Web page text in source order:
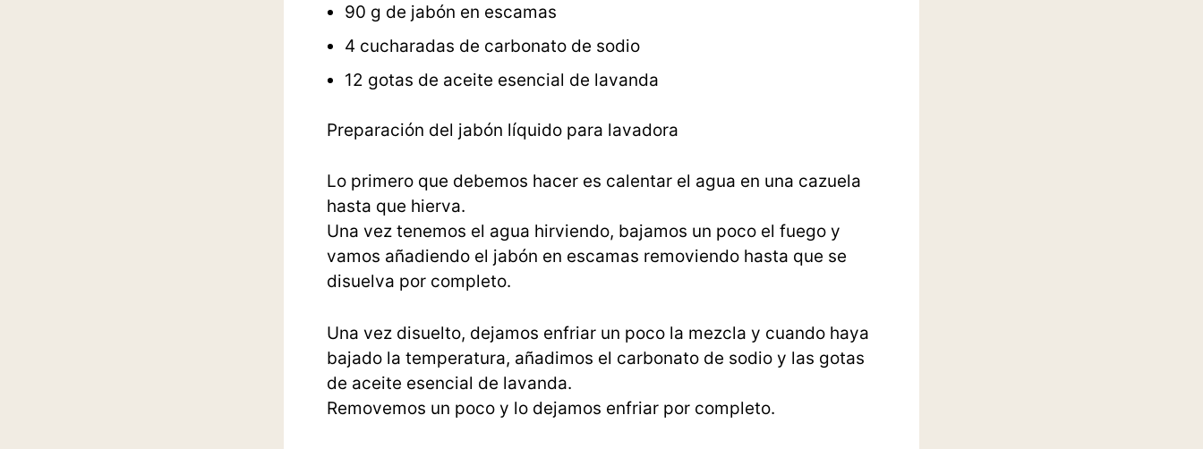
90 g de jabón en escamas
4 cucharadas de carbonato de sodio
12 gotas de aceite esencial de lavanda
Preparación del jabón líquido para lavadora
Lo primero que debemos hacer es calentar el agua en una cazuela
hasta que hierva.
Una vez tenemos el agua hirviendo, bajamos un poco el fuego y
vamos añadiendo el jabón en escamas removiendo hasta que se
disuelva por completo.
Una vez disuelto, dejamos enfriar un poco la mezcla y cuando haya
bajado la temperatura, añadimos el carbonato de sodio y las gotas
de aceite esencial de lavanda.
Removemos un poco y lo dejamos enfriar por completo.